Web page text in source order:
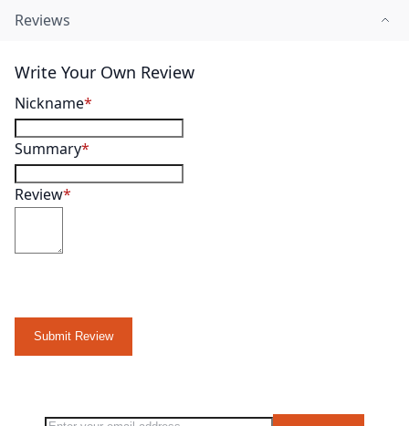
Reviews
Write Your Own Review
Nickname
Summary
Review
Submit Review